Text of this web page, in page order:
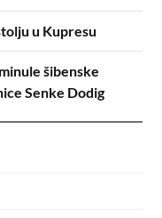
u Kupresu
šibenske
Senke Dodig